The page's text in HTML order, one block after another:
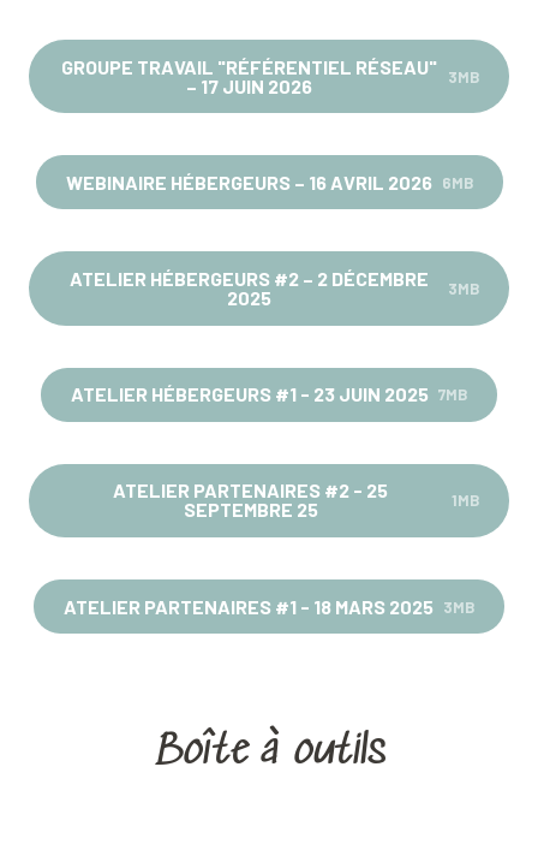
GROUPE TRAVAIL "RÉFÉRENTIEL RÉSEAU"
– 17 JUIN 2026
3MB
WEBINAIRE HÉBERGEURS – 16 AVRIL 2026 6MB
ATELIER HÉBERGEURS #2 – 2 DÉCEMBRE
2025
3MB
ATELIER HÉBERGEURS #1 - 23 JUIN 2025 7MB
ATELIER PARTENAIRES #2 - 25
SEPTEMBRE 25
1MB
ATELIER PARTENAIRES #1 - 18 MARS 2025 3MB
Boîte à outils